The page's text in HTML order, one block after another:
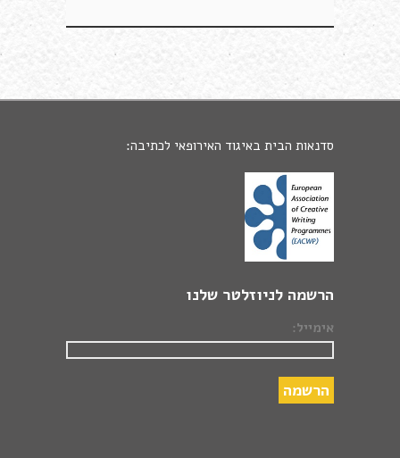
סדנאות הבית באיגוד האירופאי לכתיבה:
הרשמה לניוזלטר שלנו
אימייל: